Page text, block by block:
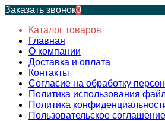
Заказать звонок0
Каталог товаров
Главная
О компании
Доставка и оплата
Контакты
Согласие на обработку
Политика использования
Политика
Пользовательское соглашение